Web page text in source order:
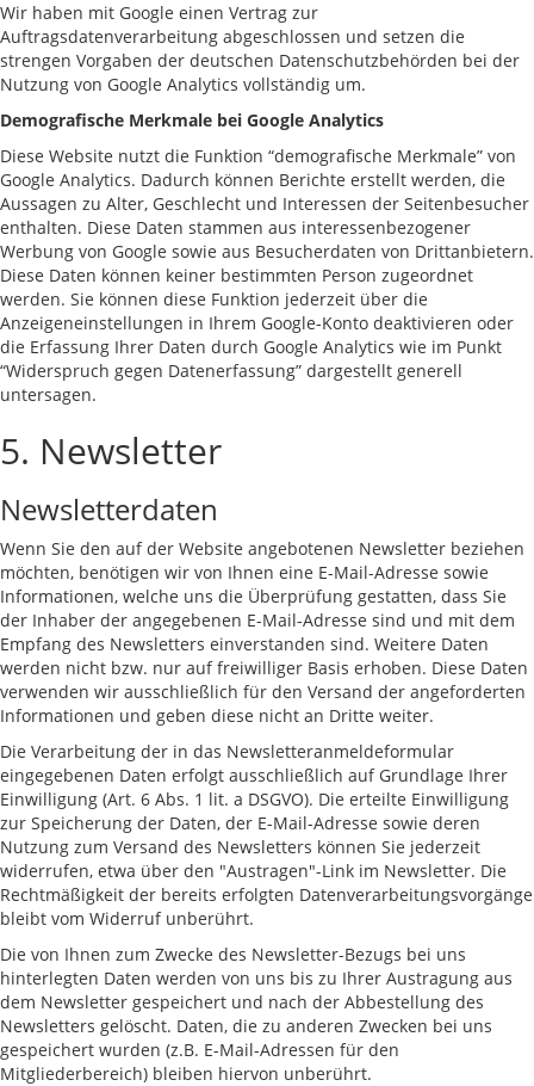
Wir haben mit Google einen Vertrag zur
Auftragsdatenverarbeitung abgeschlossen und setzen die
strengen Vorgaben der deutschen Datenschutzbehörden bei der
Nutzung von Google Analytics vollständig um.
Demografische Merkmale bei Google Analytics
Diese Website nutzt die Funktion “demografische Merkmale” von
Google Analytics. Dadurch können Berichte erstellt werden, die
Aussagen zu Alter, Geschlecht und Interessen der Seitenbesucher
enthalten. Diese Daten stammen aus interessenbezogener
Werbung von Google sowie aus Besucherdaten von Drittanbietern.
Diese Daten können keiner bestimmten Person zugeordnet
werden. Sie können diese Funktion jederzeit über die
Anzeigeneinstellungen in Ihrem Google-Konto deaktivieren oder
die Erfassung Ihrer Daten durch Google Analytics wie im Punkt
“Widerspruch gegen Datenerfassung” dargestellt generell
untersagen.
5. Newsletter
Newsletterdaten
Wenn Sie den auf der Website angebotenen Newsletter beziehen
möchten, benötigen wir von Ihnen eine E-Mail-Adresse sowie
Informationen, welche uns die Überprüfung gestatten, dass Sie
der Inhaber der angegebenen E-Mail-Adresse sind und mit dem
Empfang des Newsletters einverstanden sind. Weitere Daten
werden nicht bzw. nur auf freiwilliger Basis erhoben. Diese Daten
verwenden wir ausschließlich für den Versand der angeforderten
Informationen und geben diese nicht an Dritte weiter.
Die Verarbeitung der in das Newsletteranmeldeformular
eingegebenen Daten erfolgt ausschließlich auf Grundlage Ihrer
Einwilligung (Art. 6 Abs. 1 lit. a DSGVO). Die erteilte Einwilligung
zur Speicherung der Daten, der E-Mail-Adresse sowie deren
Nutzung zum Versand des Newsletters können Sie jederzeit
widerrufen, etwa über den "Austragen"-Link im Newsletter. Die
Rechtmäßigkeit der bereits erfolgten Datenverarbeitungsvorgänge
bleibt vom Widerruf unberührt.
Die von Ihnen zum Zwecke des Newsletter-Bezugs bei uns
hinterlegten Daten werden von uns bis zu Ihrer Austragung aus
dem Newsletter gespeichert und nach der Abbestellung des
Newsletters gelöscht. Daten, die zu anderen Zwecken bei uns
gespeichert wurden (z.B. E-Mail-Adressen für den
Mitgliederbereich) bleiben hiervon unberührt.